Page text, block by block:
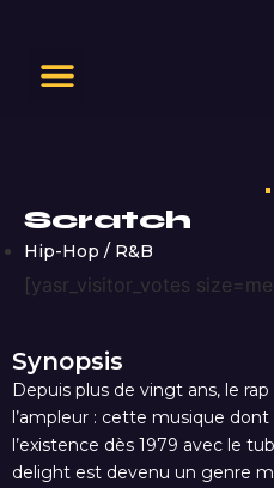
Scratch
Hip-Hop / R&B
[yasr_visitor_votes
Synopsis
Depuis plus de vingt ans, le
l’ampleur : cette musique
l’existence dès 1979 avec le
delight est devenu un genre